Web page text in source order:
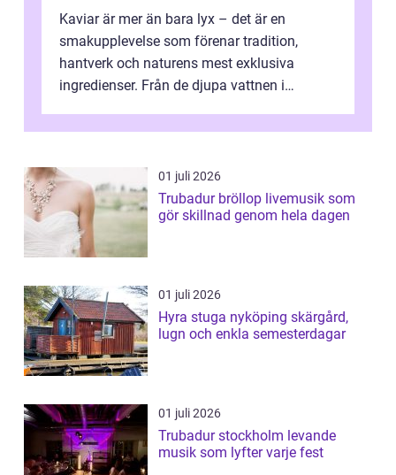
Kaviar är mer än bara lyx – det är en
smakupplevelse som förenar tradition,
hantverk och naturens mest exklusiva
ingredienser. Från de djupa vattnen i
01 juli 2026
Trubadur bröllop livemusik som
gör skillnad genom hela dagen
01 juli 2026
Hyra stuga nyköping skärgård,
lugn och enkla semesterdagar
01 juli 2026
Trubadur stockholm levande
musik som lyfter varje fest